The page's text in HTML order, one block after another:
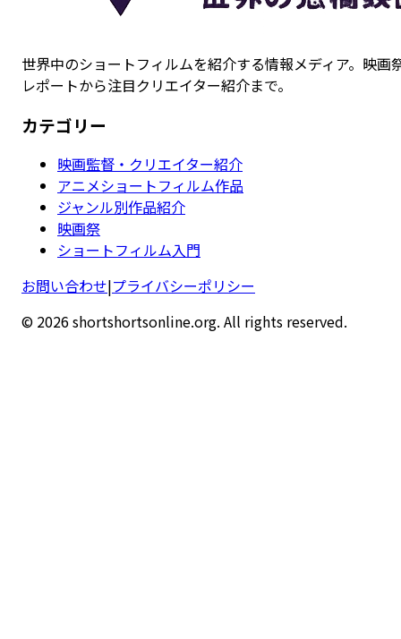
世界中のショートフィルムを紹介する情報メディア。映画
レポートから注目クリエイター紹介まで。
カテゴリー
映画監督・クリエイター紹介
アニメショートフィルム作品
ジャンル別作品紹介
映画祭
ショートフィルム入門
お問い合わせ|プライバシーポリシー
© 2026 shortshortsonline.org. All rights reserved.